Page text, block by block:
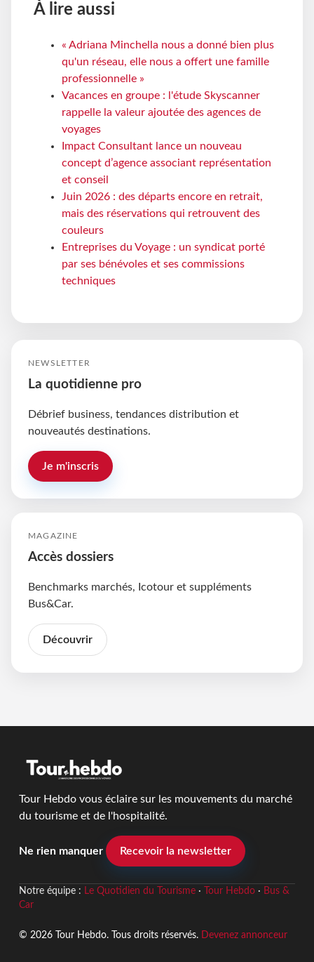
À lire aussi
« Adriana Minchella nous a donné bien plus
qu'un réseau, elle nous a offert une famille
professionnelle »
Vacances en groupe : l'étude Skyscanner
rappelle la valeur ajoutée des agences de
voyages
Impact Consultant lance un nouveau
concept d’agence associant représentation
et conseil
Juin 2026 : des départs encore en retrait,
mais des réservations qui retrouvent des
couleurs
Entreprises du Voyage : un syndicat porté
par ses bénévoles et ses commissions
techniques
NEWSLETTER
La quotidienne pro
Débrief business, tendances distribution et
nouveautés destinations.
Je m'inscris
MAGAZINE
Accès dossiers
Benchmarks marchés, Icotour et suppléments
Bus&Car.
Découvrir
Tour Hebdo vous éclaire sur les mouvements du marché
du tourisme et de l'hospitalité.
Ne rien manquer Recevoir la newsletter
Notre équipe : Le Quotidien du Tourisme· Tour Hebdo· Bus &
Car
© 2026 Tour Hebdo. Tous droits réservés. Devenez annonceur